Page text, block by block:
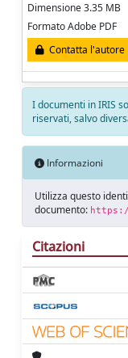
Dimensione 3.35 MB
Formato Adobe PDF
Contatta l'autore
I documenti in IRIS
riservati, salvo
Informazioni
Utilizza questo
documento:
Citazioni